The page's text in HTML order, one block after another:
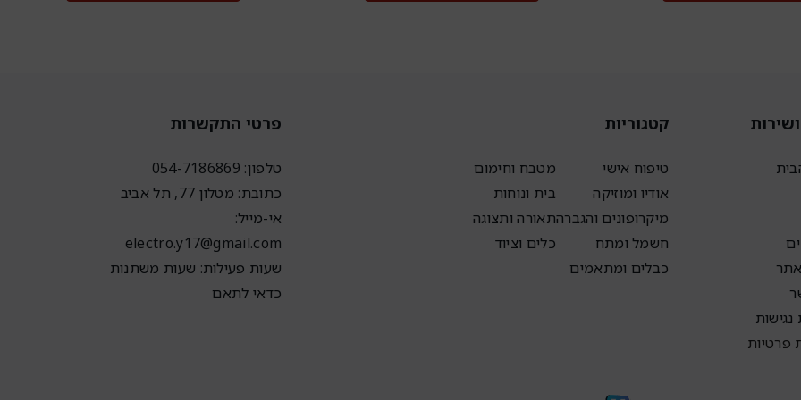
פרטיות
קטגוריות
טיפוח אישי
אודיו ומוזיקה
מיקרופונים והגברה
חשמל ומתח
כבלים ומתאמים
מטבח וחימום
בית ונוחות
תאורה ותצוגה
כלים וציוד
פרטי התקשרות
טלפון: 054-7186869
כתובת: מטלון 77, תל אביב
אי-מייל:
electro.y17@gmail.com
שעות פעילות: שעות משתנות
כדאי לתאם